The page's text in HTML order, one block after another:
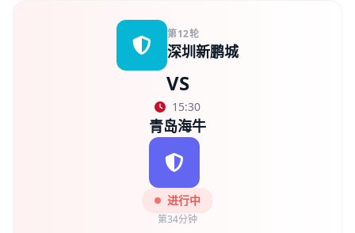
第12轮
深圳新鹏城
VS
15:30
青岛海牛
进行中
第34分钟